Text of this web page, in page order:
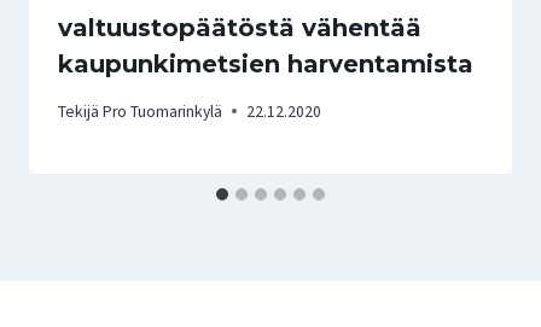
valtuustopäätöstä vähentää
kaupunkimetsien harventamista
Tekijä Pro Tuomarinkylä 22.12.2020